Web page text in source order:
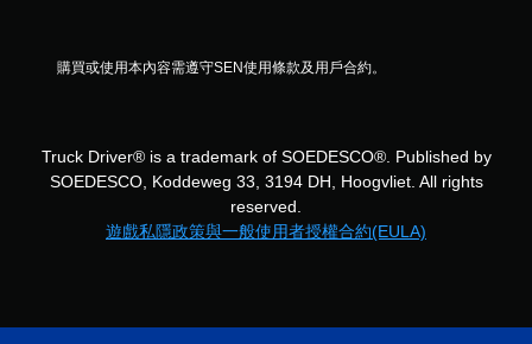
購買或使用本內容需遵守SEN使用條款及用戶合約。
Truck Driver® is a trademark of SOEDESCO®. Published by
SOEDESCO, Koddeweg 33, 3194 DH, Hoogvliet. All rights
reserved.
遊戲私隱政策與一般使用者授權合約(EULA)